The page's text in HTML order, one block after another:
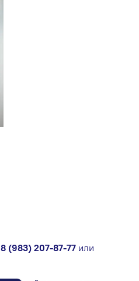
8 (983) 207-87-77 или